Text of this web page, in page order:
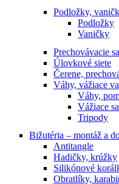
Podložky,
Podložky
Vaničky
Prechovávacie
Úlovkové siete
Čerene,
Váhy, vážiace
Váhy,
Vážiace
Tripody
Bižutéria – montáž a
Antitangle
Hadičky, krúžky
Silikónové
Obratlíky,